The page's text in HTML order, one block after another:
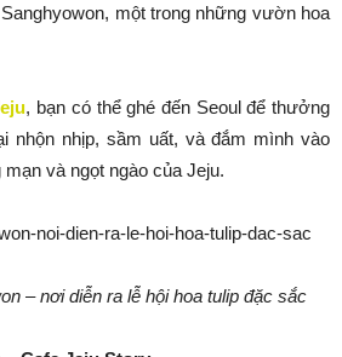
một trong những vườn hoa
, bạn có thể ghé đến Seoul để thưởng
nhộn nhịp, sầm uất, và đắm mình vào
và ngọt ngào của Jeju.
– nơi diễn ra lễ hội hoa tulip đặc sắc